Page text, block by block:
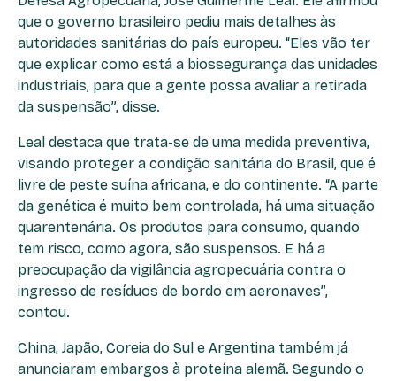
que o governo brasileiro pediu mais detalhes às
autoridades sanitárias do país europeu. “Eles vão ter
que explicar como está a biossegurança das unidades
industriais, para que a gente possa avaliar a retirada
da suspensão”, disse.
Leal destaca que trata-se de uma medida preventiva,
visando proteger a condição sanitária do Brasil, que é
livre de peste suína africana, e do continente. “A parte
da genética é muito bem controlada, há uma situação
quarentenária. Os produtos para consumo, quando
tem risco, como agora, são suspensos. E há a
preocupação da vigilância agropecuária contra o
ingresso de resíduos de bordo em aeronaves”,
contou.
China, Japão, Coreia do Sul e Argentina também já
anunciaram embargos à proteína alemã. Segundo o